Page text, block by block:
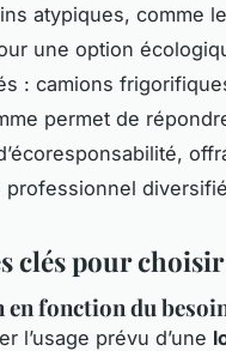
atypiques, comme
une option
: camions
permet de
professionnel
clés pour
en fonction du
l’usage prévu d’une